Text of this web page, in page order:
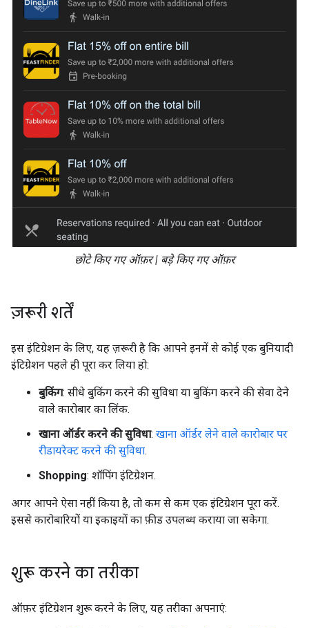
छोटे किए गए ऑफ़र | बड़े किए गए ऑफ़र
ज़रूरी शर्तें
इस इंटिग्रेशन के लिए, यह ज़रूरी है कि आपने इनमें से कोई एक बुनियादी
इंटिग्रेशन पहले ही पूरा कर लिया हो:
बुकिंग: सीधे बुकिंग करने की सुविधा या बुकिंग करने की सेवा देने
वाले कारोबार का लिंक.
खाना ऑर्डर करने की सुविधा: खाना ऑर्डर लेने वाले कारोबार पर
रीडायरेक्ट करने की सुविधा.
Shopping: शॉपिंग इंटिग्रेशन.
अगर आपने ऐसा नहीं किया है, तो कम से कम एक इंटिग्रेशन पूरा करें.
इससे कारोबारियों या इकाइयों का फ़ीड उपलब्ध कराया जा सकेगा.
शुरू करने का तरीका
ऑफ़र इंटिग्रेशन शुरू करने के लिए, यह तरीका अपनाएं: